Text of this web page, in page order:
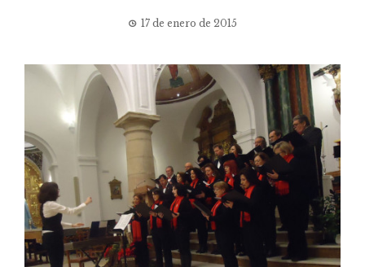
17 de enero de 2015